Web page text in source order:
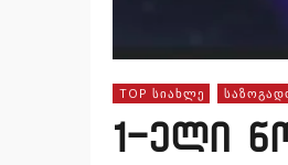
TOP ᲡᲘᲐᲮᲚᲔ
1-ელი